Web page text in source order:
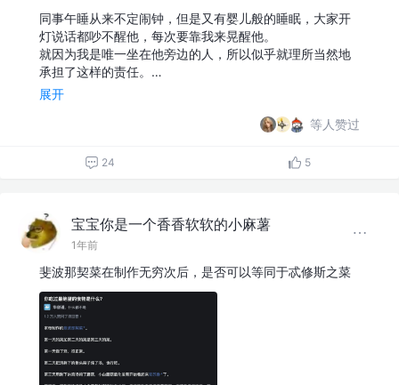
同事午睡从来不定闹钟，但是又有婴儿般的睡眠，大家开
灯说话都吵不醒他，每次要靠我来晃醒他。
就因为我是唯一坐在他旁边的人，所以似乎就理所当然地
承担了这样的责任。…
展开
等人赞过
24 5
宝宝你是一个香香软软的小麻薯
1年前
斐波那契菜在制作无穷次后，是否可以等同于忒修斯之菜